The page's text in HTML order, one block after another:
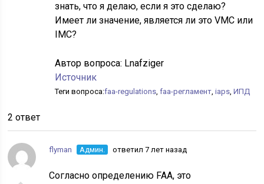
знать, что я делаю, если я это сделаю?
Имеет ли значение, является ли это VMC или
IMC?
Автор вопроса: Lnafziger
Источник
Теги вопроса:faa-regulations,faa-регламент,iaps,ИПД
2 ответ
flyman Админ. ответил 7 лет назад
Согласно определению FAA, это